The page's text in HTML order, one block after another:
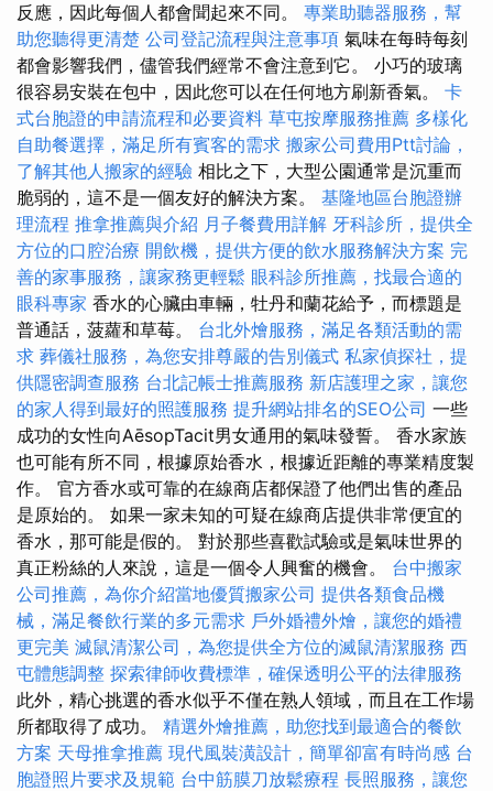
反應，因此每個人都會聞起來不同。 專業助聽器服務，幫
助您聽得更清楚 公司登記流程與注意事項 氣味在每時每刻
都會影響我們，儘管我們經常不會注意到它。 小巧的玻璃
很容易安裝在包中，因此您可以在任何地方刷新香氣。 卡
式台胞證的申請流程和必要資料 草屯按摩服務推薦 多樣化
自助餐選擇，滿足所有賓客的需求 搬家公司費用Ptt討論，
了解其他人搬家的經驗 相比之下，大型公園通常是沉重而
脆弱的，這不是一個友好的解決方案。 基隆地區台胞證辦
理流程 推拿推薦與介紹 月子餐費用詳解 牙科診所，提供全
方位的口腔治療 開飲機，提供方便的飲水服務解決方案 完
善的家事服務，讓家務更輕鬆 眼科診所推薦，找最合適的
眼科專家 香水的心臟由車輛，牡丹和蘭花給予，而標題是
普通話，菠蘿和草莓。 台北外燴服務，滿足各類活動的需
求 葬儀社服務，為您安排尊嚴的告別儀式 私家偵探社，提
供隱密調查服務 台北記帳士推薦服務 新店護理之家，讓您
的家人得到最好的照護服務 提升網站排名的SEO公司 一些
成功的女性向AēsopTacit男女通用的氣味發誓。 香水家族
也可能有所不同，根據原始香水，根據近距離的專業精度製
作。 官方香水或可靠的在線商店都保證了他們出售的產品
是原始的。 如果一家未知的可疑在線商店提供非常便宜的
香水，那可能是假的。 對於那些喜歡試驗或是氣味世界的
真正粉絲的人來說，這是一個令人興奮的機會。 台中搬家
公司推薦，為你介紹當地優質搬家公司 提供各類食品機
械，滿足餐飲行業的多元需求 戶外婚禮外燴，讓您的婚禮
更完美 滅鼠清潔公司，為您提供全方位的滅鼠清潔服務 西
屯體態調整 探索律師收費標準，確保透明公平的法律服務
此外，精心挑選的香水似乎不僅在熟人領域，而且在工作場
所都取得了成功。 精選外燴推薦，助您找到最適合的餐飲
方案 天母推拿推薦 現代風裝潢設計，簡單卻富有時尚感 台
胞證照片要求及規範 台中筋膜刀放鬆療程 長照服務，讓您